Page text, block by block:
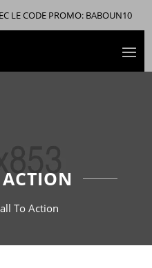
LE CODE PROMO: BABOUN10
To Action